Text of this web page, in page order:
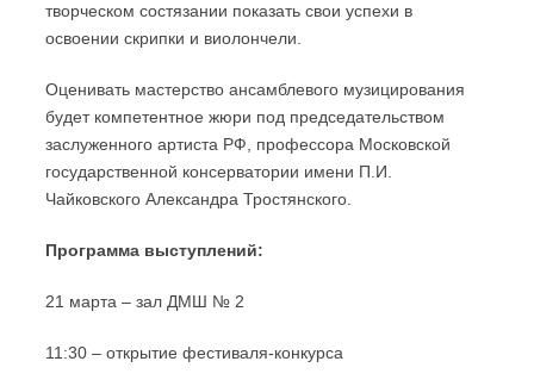
творческом состязании показать свои успехи в
освоении скрипки и виолончели.
Оценивать мастерство ансамблевого музицирования
будет компетентное жюри под председательством
заслуженного артиста РФ, профессора Московской
государственной консерватории имени П.И.
Чайковского Александра Тростянского.
Программа выступлений:
21 марта – зал ДМШ № 2
11:30 – открытие фестиваля-конкурса